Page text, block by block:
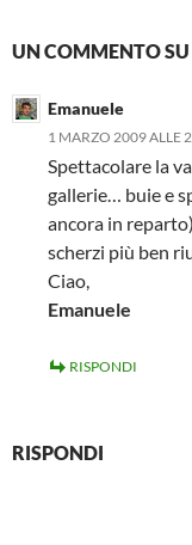
UN COMMENTO
Emanuele
1 MARZO 2009 ALLE
Spettacolare la
gallerie… buie e
ancora in
scherzi più ben
Ciao,
Emanuele
RISPONDI
RISPONDI